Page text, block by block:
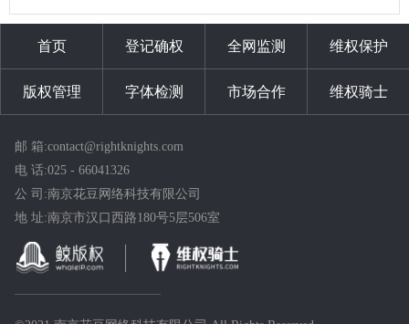
首页 登记确权 全网监测 维权保护
版权管理 字体检测 市场合作 维权骑士
邮 箱:contact@rightknights.com
电 话:025 - 66041326
公 司:南京花豆网络科技有限公司
地 址:南京市汉口西路180号5层506室